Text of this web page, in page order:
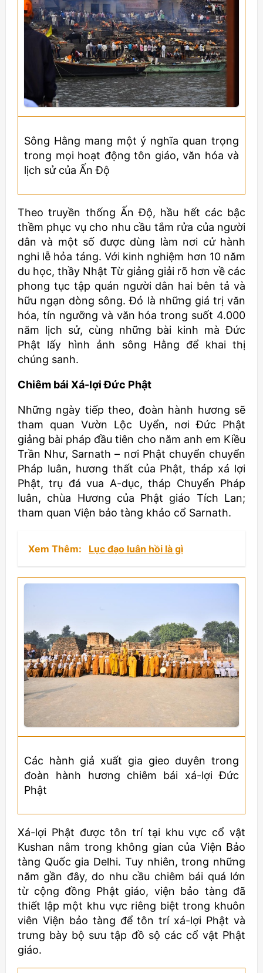
Sông Hằng mang một ý nghĩa quan trọng
trong mọi hoạt động tôn giáo, văn hóa và
lịch sử của Ấn Độ
Theo truyền thống Ấn Độ, hầu hết các bậc
thềm phục vụ cho nhu cầu tắm rửa của người
dân và một số được dùng làm nơi cử hành
nghi lễ hỏa táng. Với kinh nghiệm hơn 10 năm
du học, thầy Nhật Từ giảng giải rõ hơn về các
phong tục tập quán người dân hai bên tả và
hữu ngạn dòng sông. Đó là những giá trị văn
hóa, tín ngưỡng và văn hóa trong suốt 4.000
năm lịch sử, cùng những bài kinh mà Đức
Phật lấy hình ảnh sông Hằng để khai thị
chúng sanh.
Chiêm bái Xá-lợi Đức Phật
Những ngày tiếp theo, đoàn hành hương sẽ
tham quan Vườn Lộc Uyển, nơi Đức Phật
giảng bài pháp đầu tiên cho năm anh em Kiều
Trần Như, Sarnath – nơi Phật chuyển chuyển
Pháp luân, hương thất của Phật, tháp xá lợi
Phật, trụ đá vua A-dục, tháp Chuyển Pháp
luân, chùa Hương của Phật giáo Tích Lan;
tham quan Viện bảo tàng khảo cổ Sarnath.
Xem Thêm: Lục đạo luân hồi là gì
Các hành giả xuất gia gieo duyên trong
đoàn hành hương chiêm bái xá-lợi Đức
Phật
Xá-lợi Phật được tôn trí tại khu vực cổ vật
Kushan nằm trong không gian của Viện Bảo
tàng Quốc gia Delhi. Tuy nhiên, trong những
năm gần đây, do nhu cầu chiêm bái quá lớn
từ cộng đồng Phật giáo, viện bảo tàng đã
thiết lập một khu vực riêng biệt trong khuôn
viên Viện bảo tàng để tôn trí xá-lợi Phật và
trưng bày bộ sưu tập đồ sộ các cổ vật Phật
giáo.